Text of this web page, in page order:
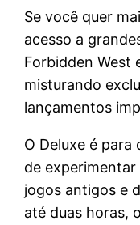
Se você quer
acesso a
Forbidden West
misturando
lançamentos
O Deluxe é
de
jogos antigos e
até duas horas,